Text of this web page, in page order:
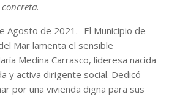
Agosto de 2021.- El Municipio de
Mar lamenta el sensible
Medina Carrasco, lideresa nacida
y activa dirigente social. Dedicó
por una vivienda digna para sus